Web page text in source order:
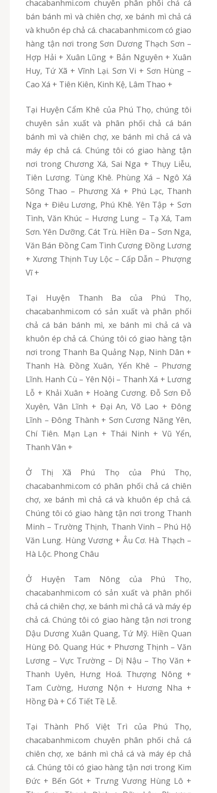
chacabanhmi.com chuyên phân phối chả cá
bán bánh mì và chiên chợ, xe bánh mì chả cá
và khuôn ép chả cá. chacabanhmi.com có giao
hàng tận nơi trong Sơn Dương Thạch Sơn –
Hợp Hải + Xuân Lũng + Bản Nguyên + Xuân
Huy, Tứ Xã + Vĩnh Lại. Sơn Vi + Sơn Hùng –
Cao Xá + Tiên Kiên, Kinh Kệ, Lâm Thao +
Tại Huyện Cẩm Khê của Phú Thọ, chúng tôi
chuyên sản xuất và phân phối chả cá bán
bánh mì và chiên chợ, xe bánh mì chả cá và
máy ép chả cá. Chúng tôi có giao hàng tận
nơi trong Chương Xá, Sai Nga + Thụy Liễu,
Tiên Lương. Tùng Khê. Phùng Xá – Ngô Xá
Sông Thao – Phương Xá + Phú Lạc, Thanh
Nga + Điêu Lương, Phú Khê. Yên Tập + Sơn
Tình, Văn Khúc – Hương Lung – Tạ Xá, Tam
Sơn. Yên Dưỡng. Cát Trù. Hiền Đa – Sơn Nga,
Văn Bán Đồng Cam Tình Cương Đồng Lương
+ Xương Thịnh Tuy Lộc – Cấp Dẫn – Phượng
Vĩ +
Tại Huyện Thanh Ba của Phú Thọ,
chacabanhmi.com có sản xuất và phân phối
chả cá bán bánh mì, xe bánh mì chả cá và
khuôn ép chả cá. Chúng tôi có giao hàng tận
nơi trong Thanh Ba Quảng Nạp, Ninh Dân +
Thanh Hà. Đồng Xuân, Yển Khê – Phương
Lĩnh. Hanh Cù – Yên Nội – Thanh Xá + Lương
Lỗ + Khải Xuân + Hoàng Cương. Đỗ Sơn Đỗ
Xuyên, Vân Lĩnh + Đại An, Võ Lao + Đông
Lĩnh – Đông Thành + Sơn Cương Năng Yên,
Chí Tiên. Mạn Lạn + Thái Ninh + Vũ Yển,
Thanh Vân +
Ở Thị Xã Phú Thọ của Phú Thọ,
chacabanhmi.com có phân phối chả cá chiên
chợ, xe bánh mì chả cá và khuôn ép chả cá.
Chúng tôi có giao hàng tận nơi trong Thanh
Minh – Trường Thịnh, Thanh Vinh – Phú Hộ
Văn Lung. Hùng Vương + Âu Cơ. Hà Thạch –
Hà Lộc. Phong Châu
Ở Huyện Tam Nông của Phú Thọ,
chacabanhmi.com có sản xuất và phân phối
chả cá chiên chợ, xe bánh mì chả cá và máy ép
chả cá. Chúng tôi có giao hàng tận nơi trong
Dậu Dương Xuân Quang, Tứ Mỹ. Hiền Quan
Hùng Đô. Quang Húc + Phương Thịnh – Văn
Lương – Vực Trường – Dị Nậu – Thọ Văn +
Thanh Uyên, Hưng Hoá. Thượng Nông +
Tam Cường, Hương Nộn + Hương Nha +
Hồng Đà + Cổ Tiết Tề Lễ.
Tại Thành Phố Việt Trì của Phú Thọ,
chacabanhmi.com chuyên phân phối chả cá
chiên chợ, xe bánh mì chả cá và máy ép chả
cá. Chúng tôi có giao hàng tận nơi trong Kim
Đức + Bến Gót + Trưng Vương Hùng Lô +